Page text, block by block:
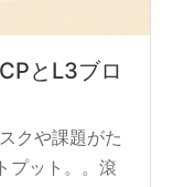
とL3ブロ
クや課題がた
プット。。滾